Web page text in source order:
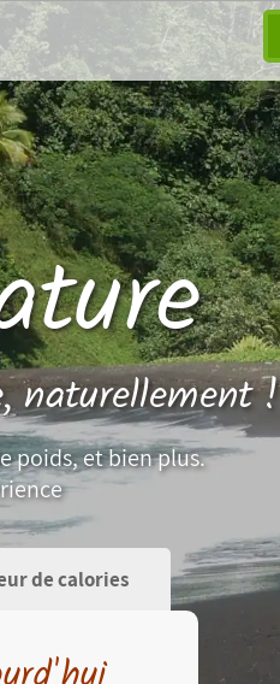
naturellement !
poids, et bien plus.
de calories